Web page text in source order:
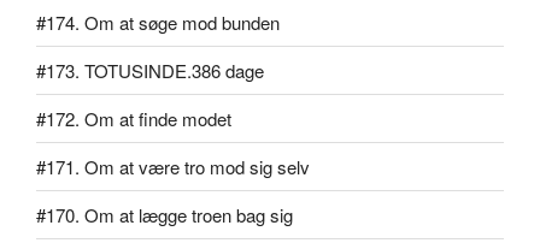
#174. Om at søge mod bunden
#173. TOTUSINDE.386 dage
#172. Om at finde modet
#171. Om at være tro mod sig selv
#170. Om at lægge troen bag sig